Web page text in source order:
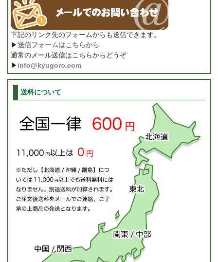
下記のリンク先のフォームからも送信できます。
▶送信フォームはこちらから
通常のメール送信はこちらからどうぞ
▶ info@kyugoro.com
送料について